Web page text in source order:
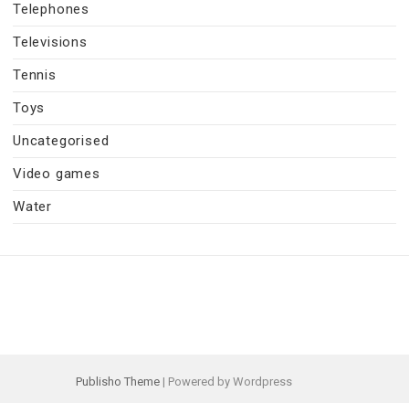
Telephones
Televisions
Tennis
Toys
Uncategorised
Video games
Water
Publisho Theme | Powered by Wordpress